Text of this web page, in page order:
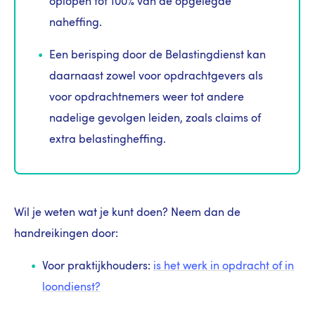
naheffing.
Een berisping door de Belastingdienst kan
daarnaast zowel voor opdrachtgevers als
voor opdrachtnemers weer tot andere
nadelige gevolgen leiden, zoals claims of
extra belastingheffing.
Wil je weten wat je kunt doen? Neem dan de
handreikingen door:
Voor praktijkhouders: is het werk in opdracht of in
loondienst?